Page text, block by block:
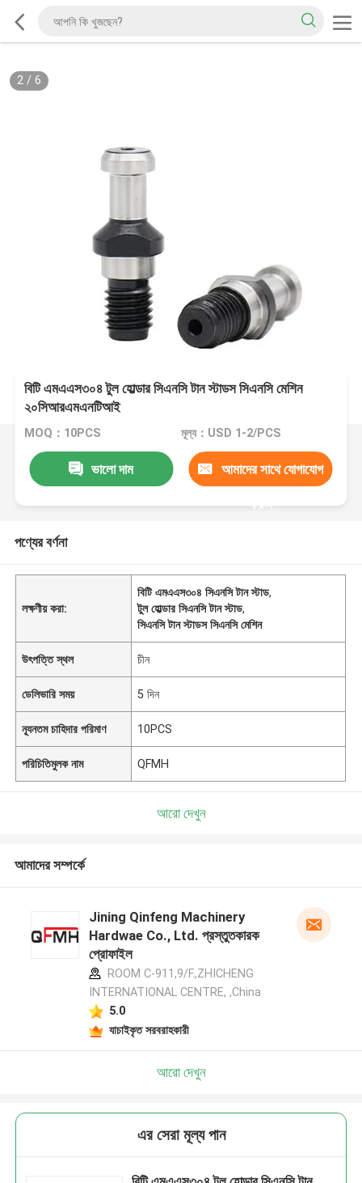
2/ 6
বিটি এমএএস৩০৪ টুল হোল্ডার সিএনসি টান স্টাডস সিএনসি মেশিন
২০সিআরএমএনটিআই
MOQ：10PCS মূল্য：USD 1-2/PCS
ভালো দাম আমাদের সাথে যোগাযোগ
করুন
পণ্যের বর্ণনা
লক্ষণীয় করা:
বিটি এমএএস৩০৪ সিএনসি টান স্টাড,
টুল হোল্ডার সিএনসি টান স্টাড,
সিএনসি টান স্টাডস সিএনসি মেশিন
উৎপত্তি স্থল চীন
ডেলিভারি সময় 5 দিন
ন্যূনতম চাহিদার পরিমাণ 10PCS
পরিচিতিমুলক নাম QFMH
আরো দেখুন
আমাদের সম্পর্কে
Jining Qinfeng Machinery
Hardwae Co., Ltd. প্রস্তুতকারক
প্রোফাইল
ROOM C-911,9/F.,ZHICHENG
INTERNATIONAL CENTRE, ,China
5.0
যাচাইকৃত সরবরাহকারী
আরো দেখুন
এর সেরা মূল্য পান